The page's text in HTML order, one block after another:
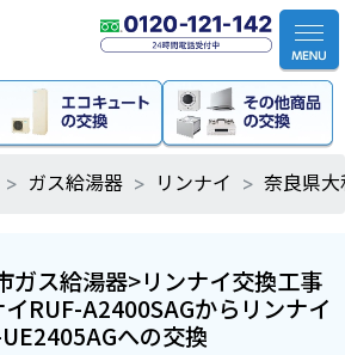
ガス給湯器 リンナイ 奈良県
ガス給湯器>リンナイ交換工事
RUF-A2400SAGからリンナイ
への交換